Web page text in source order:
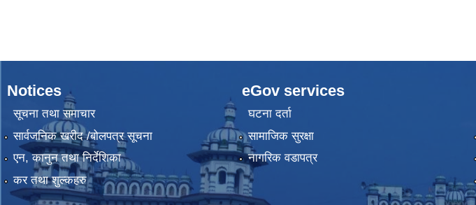
Notices
सूचना तथा समाचार
सार्वजनिक खरीद /बोलपत्र सूचना
एन, कानुन तथा निर्देशिका
कर तथा शुल्कहरु
eGov services
घटना दर्ता
सामाजिक सुरक्षा
नागरिक वडापत्र